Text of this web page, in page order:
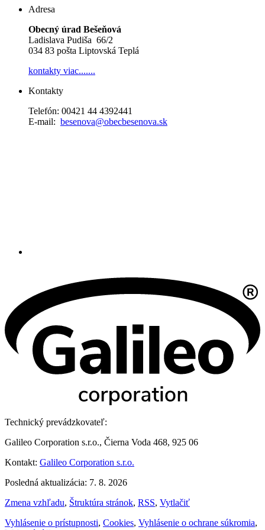
Adresa
Obecný úrad Bešeňová
Ladislava Pudiša 66/2
034 83 pošta Liptovská Teplá
kontakty viac.......
Kontakty
Telefón: 00421 44 4392441
E-mail: besenova@obecbesenova.sk
Technický prevádzkovateľ:
Galileo Corporation s.r.o., Čierna Voda 468, 925 06
Kontakt: Galileo Corporation s.r.o.
Posledná aktualizácia: 7. 8. 2026
Zmena vzhľadu, Štruktúra stránok, RSS, Vytlačiť
Vyhlásenie o prístupnosti, Cookies, Vyhlásenie o ochrane súkromia,